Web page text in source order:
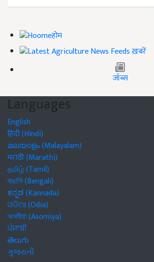
होम
ख़बरें
जॉब्स
Languages
English
हिंदी (Hindi)
മലയാളം (Malayalam)
मराठी (Marathi)
தமிழ் (Tamil)
বাঙালি (Bengali)
ಕನ್ನಡ (Kannada)
ଓଡିଆ (Odia)
অসমীয়া (Asomiya)
ਪੰਜਾਬੀ
తెలుగు
ગુજરાતી